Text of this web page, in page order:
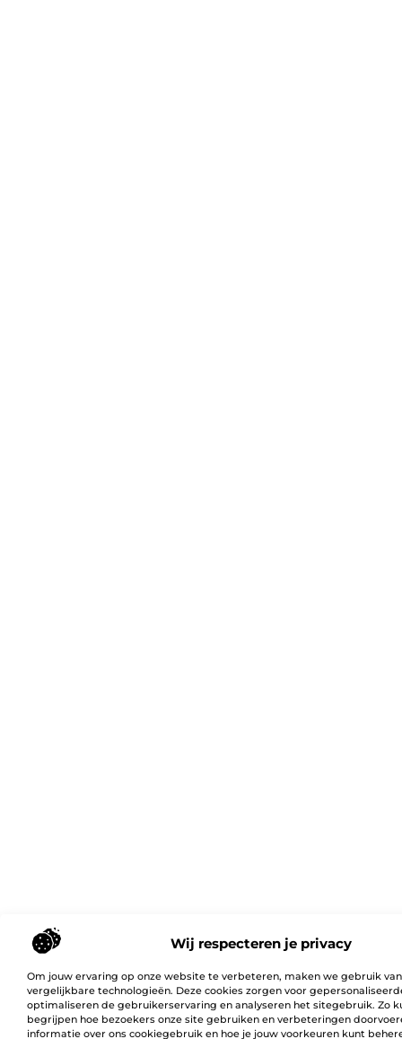
Wij respecteren je privacy
Om jouw ervaring op onze website te verbeteren, maken we gebruik
vergelijkbare technologieën. Deze cookies zorgen voor
optimaliseren de gebruikerservaring en analyseren het sitegebruik. Zo
begrijpen hoe bezoekers onze site gebruiken en verbeteringen
informatie over ons cookiegebruik en hoe je jouw voorkeuren kunt